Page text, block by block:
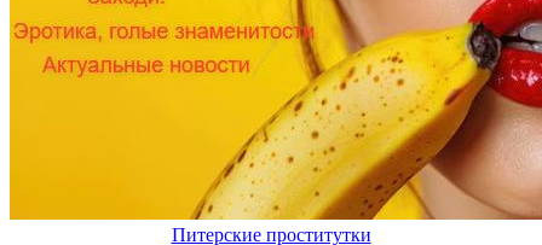
Питерские проститутки